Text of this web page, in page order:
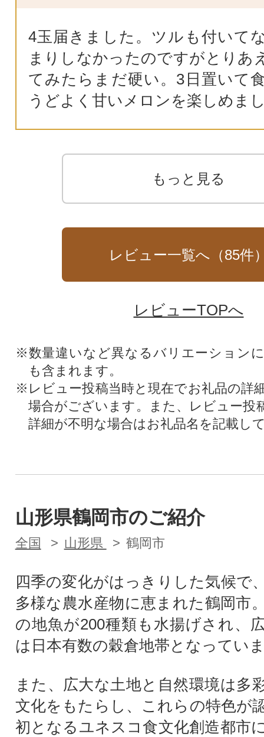
4玉届きました。ツルも付いて
まりしなかったのですがとりあ
てみたらまだ硬い。3日置いて
うどよく甘いメロンを楽しめま
もっと見る
レビュー一覧へ（85件
レビューTOPへ
※数量違いなど異なるバリエーション
も含まれます。
※レビュー投稿当時と現在でお礼品の詳
場合がございます。また、レビュー投
詳細が不明な場合はお礼品名を記載し
山形県鶴岡市のご紹介
全国 山形県 鶴岡市
四季の変化がはっきりした気候で
多様な農水産物に恵まれた鶴岡市
の地魚が200種類も水揚げされ、
は日本有数の穀倉地帯となってい
また、広大な土地と自然環境は多
文化をもたらし、これらの特色が
初となるユネスコ食文化創造都市